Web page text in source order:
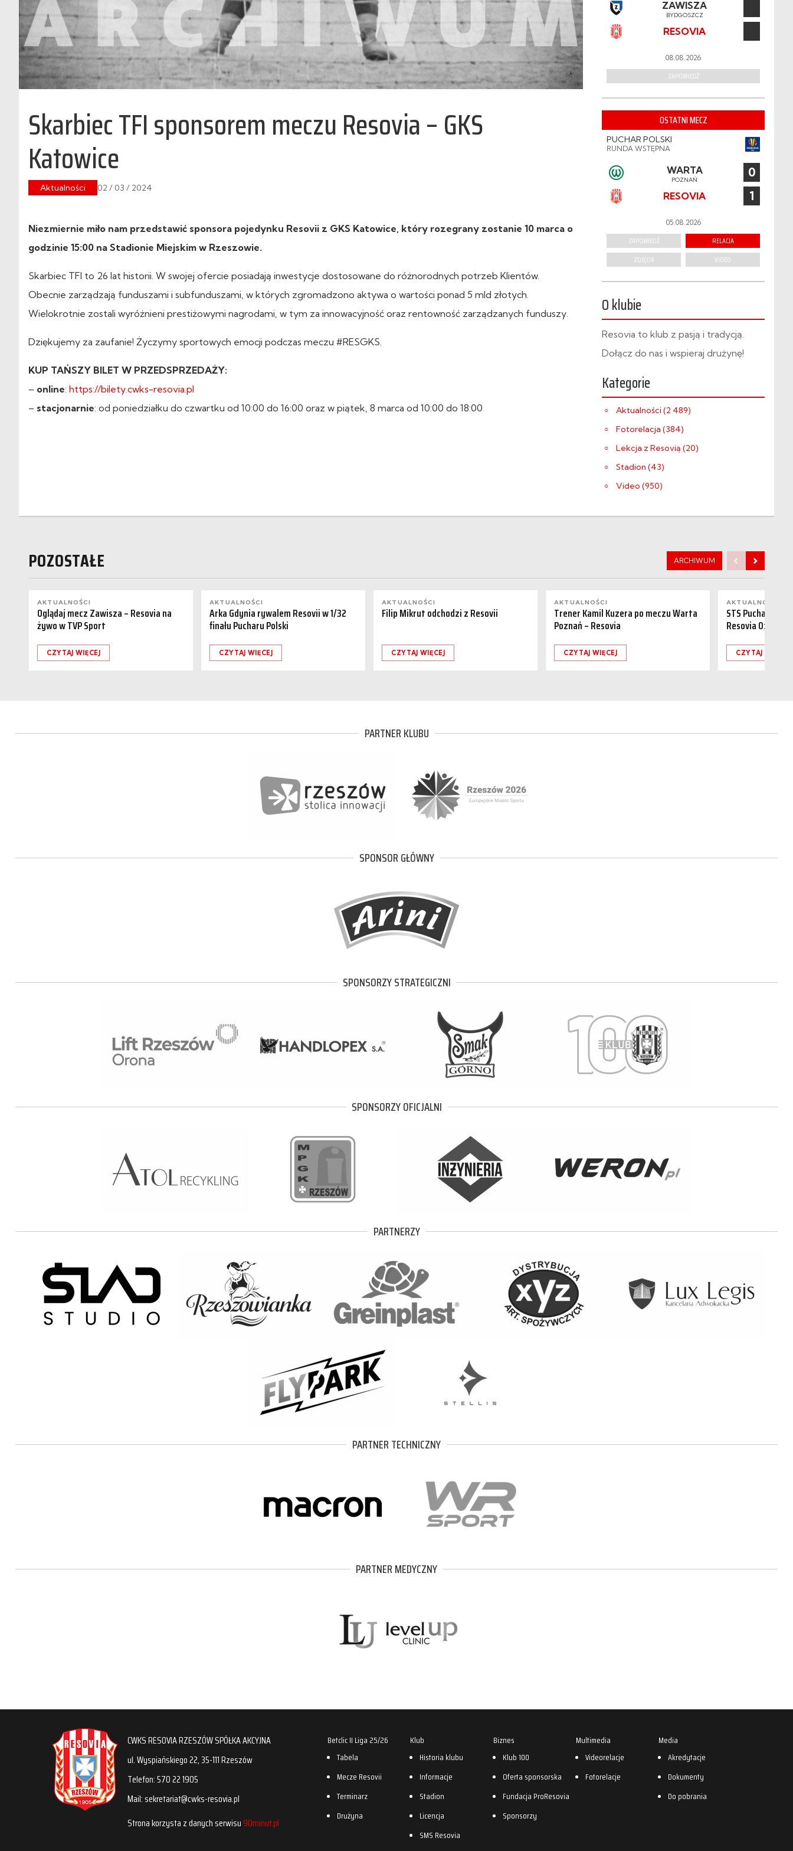
Skarbiec TFI sponsorem meczu Resovia – GKS
Katowice
Aktualności 02 / 03 / 2024
Niezmiernie miło nam przedstawić sponsora pojedynku Resovii z GKS Katowice, który rozegrany zostanie 10 marca o
godzinie 15:00 na Stadionie Miejskim w Rzeszowie.
Skarbiec TFI to 26 lat historii. W swojej ofercie posiadają inwestycje dostosowane do różnorodnych potrzeb Klientów.
Obecnie zarządzają funduszami i subfunduszami, w których zgromadzono aktywa o wartości ponad 5 mld złotych.
Wielokrotnie zostali wyróżnieni prestiżowymi nagrodami, w tym za innowacyjność oraz rentowność zarządzanych funduszy.
Dziękujemy za zaufanie! Życzymy sportowych emocji podczas meczu #RESGKS.
KUP TAŃSZY BILET W PRZEDSPRZEDAŻY:
– online: https://bilety.cwks-resovia.pl
– stacjonarnie: od poniedziałku do czwartku od 10:00 do 16:00 oraz w piątek, 8 marca od 10:00 do 18:00
ZAWISZA
BYDGOSZCZ
RESOVIA
08.08.2026
ZAPOWIEDŹ
OSTATNI MECZ
PUCHAR POLSKI
RUNDA WSTĘPNA
WARTA
POZNAŃ 0
RESOVIA 1
05.08.2026
ZAPOWIEDŹ
RELACJA
ZDJĘCIA
VIDEO
O klubie
Resovia to klub z pasją i tradycją.
Dołącz do nas i wspieraj drużynę!
Kategorie
Aktualności (2 489)
Fotorelacja (384)
Lekcja z Resovią (20)
Stadion (43)
Video (950)
POZOSTAŁE ARCHIWUM
AKTUALNOŚCI
Oglądaj mecz Zawisza – Resovia na
żywo w TVP Sport
CZYTAJ WIĘCEJ
AKTUALNOŚCI
Arka Gdynia rywalem Resovii w 1/32
finału Pucharu Polski
CZYTAJ WIĘCEJ
AKTUALNOŚCI
Filip Mikrut odchodzi z Resovii
CZYTAJ WIĘCEJ
AKTUALNOŚCI
Trener Kamil Kuzera po meczu Warta
Poznań – Resovia
CZYTAJ WIĘCEJ
AKTUALNOŚCI
STS Puchar
Resovia 0:1
CZYTAJ WIĘCEJ
PARTNER KLUBU
SPONSOR GŁÓWNY
SPONSORZY STRATEGICZNI
SPONSORZY OFICJALNI
PARTNERZY
PARTNER TECHNICZNY
PARTNER MEDYCZNY
CWKS RESOVIA RZESZÓW SPÓŁKA AKCYJNA
ul. Wyspiańskiego 22, 35-111 Rzeszów
Telefon: 570 22 1905
Mail: sekretariat@cwks-resovia.pl
Strona korzysta z danych serwisu90minut.pl
Betclic II Liga 25/26
Tabela
Mecze Resovii
Terminarz
Drużyna
Klub
Historia klubu
Informacje
Stadion
Licencja
SMS Resovia
Biznes
Klub 100
Oferta sponsorska
Fundacja ProResovia
Sponsorzy
Multimedia
Videorelacje
Fotorelacje
Media
Akredytacje
Dokumenty
Do pobrania